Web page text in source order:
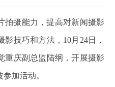
拍摄能力，提高对新闻摄影
技巧和方法，10月24日，
重庆副总监陆纲，开展摄影
加活动。